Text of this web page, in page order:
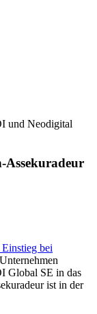
und Neodigital
bei
Global SE in das
ist in der